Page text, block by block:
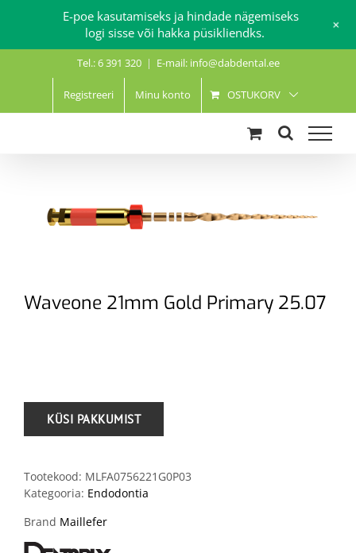
Tel.: 6 391 320 | E-mail: info@dabdental.ee
Registreeri Minu konto OSTUKORV
Waveone 21mm Gold Primary 25.07
Tootekood: MLFA0756221G0P03
Kategooria: Endodontia
Brand Maillefer
E-poe kasutamiseks ja hindade nägemiseks
logi sisse või hakka püsikliendks.
+